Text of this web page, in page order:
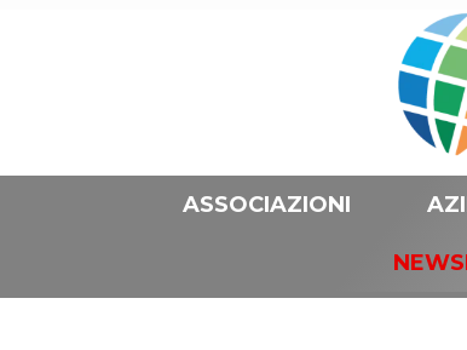
ASSOCIAZIONI